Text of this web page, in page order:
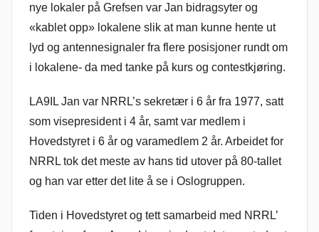
nye lokaler på Grefsen var Jan bidragsyter og
«kablet opp» lokalene slik at man kunne hente ut
lyd og antennesignaler fra flere posisjoner rundt om
i lokalene- da med tanke på kurs og contestkjøring.
LA9IL Jan var NRRL’s sekretær i 6 år fra 1977, satt
som visepresident i 4 år, samt var medlem i
Hovedstyret i 6 år og varamedlem 2 år. Arbeidet for
NRRL tok det meste av hans tid utover på 80-tallet
og han var etter det lite å se i Oslogruppen.
Tiden i Hovedstyret og tett samarbeid med NRRL’